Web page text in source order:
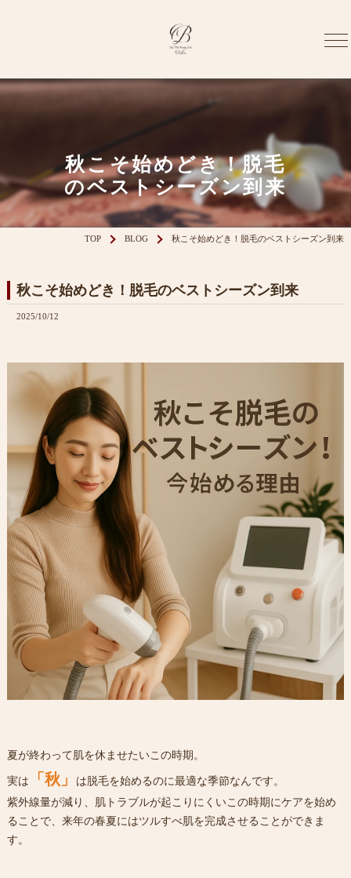
秋こそ始めどき！脱毛
のベストシーズン到来
TOP BLOG 秋こそ始めどき！脱毛のベストシーズン到来
秋こそ始めどき！脱毛のベストシーズン到来
2025/10/12
夏が終わって肌を休ませたいこの時期。
実は 「秋」
は脱毛を始めるのに最適な季節なんです。
紫外線量が減り、肌トラブルが起こりにくいこの時期にケアを始め
ることで、来年の春夏にはツルすべ肌を完成させることができま
す。